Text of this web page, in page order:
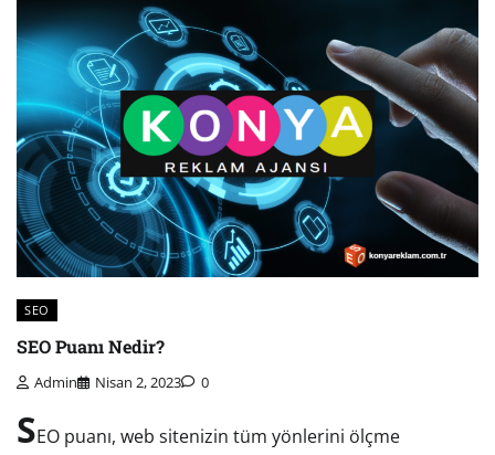
SEO
SEO Puanı Nedir?
Admin Nisan 2, 2023 0
SEO puanı, web sitenizin tüm yönlerini ölçme